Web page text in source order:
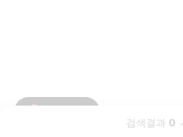
검색결과 0